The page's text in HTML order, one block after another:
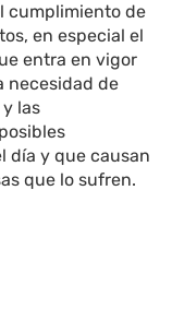
cumplimiento de
en especial el
entra en vigor
necesidad de
las
día y que causan
que lo sufren.